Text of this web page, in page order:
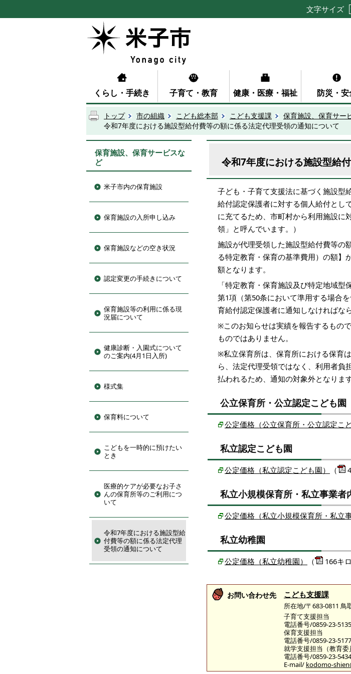
文字サイズ
くらし・手続き 子育て・教育 健康・医療・福祉 防災・安
トップ 市の組織 こども総本部 こども支援課
保育施設、保育サー
令和7年度における施設型給付費等の額に係る法定代理受領の通知について
保育施設、保育サービスな
ど
米子市内の保育施設
保育施設の入所申し込み
保育施設などの空き状況
認定変更の手続きについて
保育施設等の利用に係る現
況届について
健康診断・入園式について
のご案内(4月1日入所)
様式集
保育料について
こどもを一時的に預けたい
とき
医療的ケアが必要なお子さ
んの保育所等のご利用につ
いて
令和7年度における施設型給
付費等の額に係る法定代理
受領の通知について
令和7年度における施設型給
子ども・子育て支援法に基づく施設型
給付認定保護者に対する個人給付とし
に充てるため、市町村から利用施設に
領」と呼んでいます。）
施設が代理受領した施設型給付費等の
る特定教育・保育の基準費用）の額】
額となります。
「特定教育・保育施設及び特定地域
第1項（第50条において準用する場合
育給付認定保護者に通知しなければな
※このお知らせは実績を報告するもの
ものではありません。
※私立保育所は、保育所における保育
ら、法定代理受領ではなく、利用者負
払われるため、通知の対象外となります
公立保育所・公立認定こども園
公定価格（公立保育所・公立認定こど
私立認定こども園
公定価格（私立認定こども園） （
私立小規模保育所・私立事業者
公定価格（私立小規模保育所・私立
私立幼稚園
公定価格（私立幼稚園） （ 166キ
お問い合わせ先 こども支援課
所在地/〒683-0811 鳥
子育て支援担当
電話番号/0859-23-5135
保育支援担当
電話番号/0859-23-5177
就学支援担当（教育委
電話番号/0859-23-5434
E-mail/ kodomo-